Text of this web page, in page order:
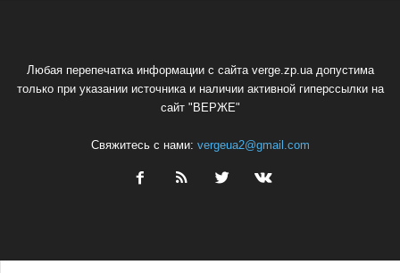
Любая перепечатка информации с сайта verge.zp.ua допустима
только при указании источника и наличии активной гиперссылки на
сайт "ВЕРЖЕ"
Свяжитесь с нами: vergeua2@gmail.com